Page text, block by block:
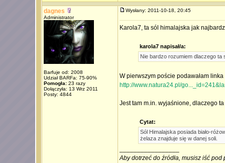
dagnes
Administrator
Barfuje od: 2008
Udział BARFa: 75-90%
Pomogła:23 razy
Dołączyła: 13 Wrz 2011
Posty: 4844
Wysłany: 2011-10-18, 20:45
Karola7, ta sól himalajska jak
karola7 napisał/a:
Nie bardzo rozumiem dlaczego ta
W pierwszym poście podawałam
http://www.natura24.pl/
Jest tam m.in. wyjaśnione, dlaczego
Cytat:
Sól Himalajska posiada biało-
żelaza znajduje się w danej soli.
Aby dotrzeć do źródła, musisz iść pod